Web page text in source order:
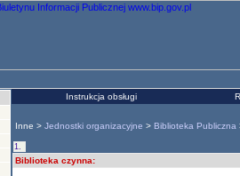
Instrukcja obsługi
Inne > Jednostki organizacyjne > Biblioteka Publiczna
1.
Biblioteka czynna: